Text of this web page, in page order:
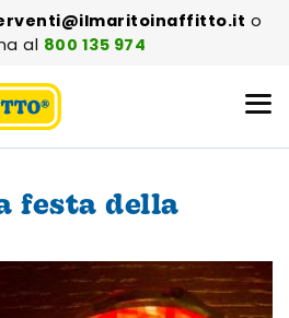
o
al 800 135 974
festa della